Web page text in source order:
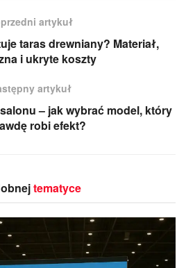
artykuł
taras drewniany? Materiał,
i ukryte koszty
artykuł
– jak wybrać model, który
robi efekt?
tematyce